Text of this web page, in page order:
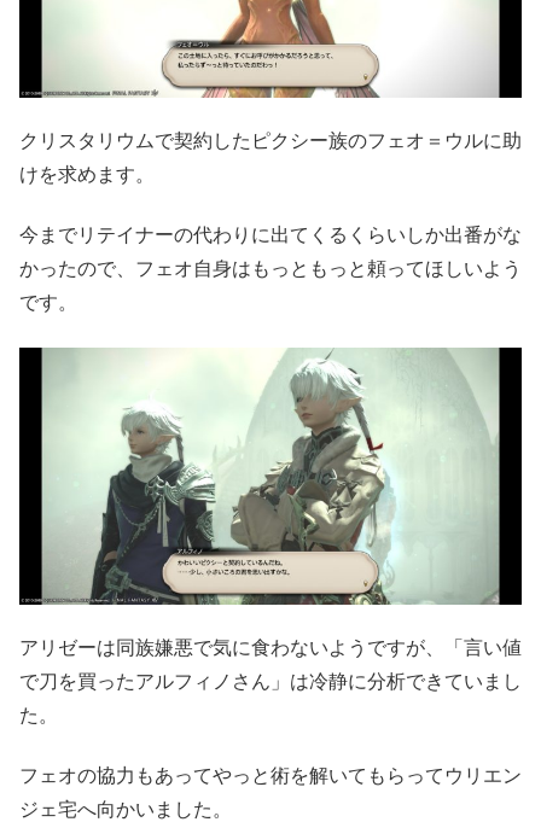
クリスタリウムで契約したピクシー族のフェオ＝ウルに助
けを求めます。
今までリテイナーの代わりに出てくるくらいしか出番がな
かったので、フェオ自身はもっともっと頼ってほしいよう
です。
アリゼーは同族嫌悪で気に食わないようですが、「言い値
で刀を買ったアルフィノさん」は冷静に分析できていまし
た。
フェオの協力もあってやっと術を解いてもらってウリエン
ジェ宅へ向かいました。